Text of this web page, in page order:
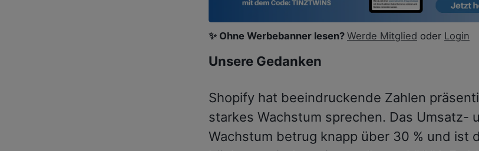
✨ Ohne Werbebanner lesen? Werde Mitglied oder Login
Unsere Gedanken
Shopify hat beeindruckende Zahlen
starkes Wachstum sprechen. Das Umsatz-
Wachstum betrug knapp über 30 % und ist